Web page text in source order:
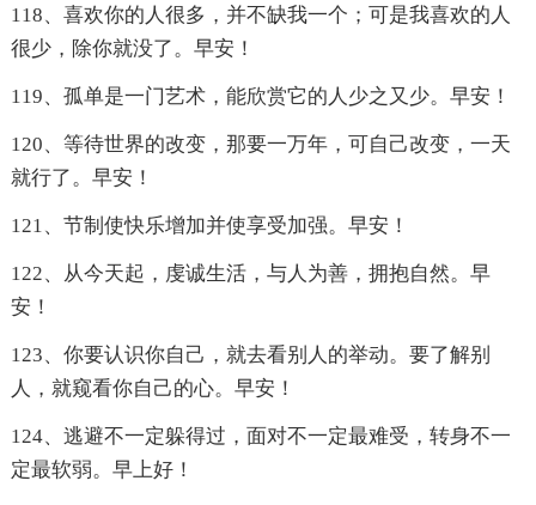
118、喜欢你的人很多，并不缺我一个；可是我喜欢的人
很少，除你就没了。早安！
119、孤单是一门艺术，能欣赏它的人少之又少。早安！
120、等待世界的改变，那要一万年，可自己改变，一天
就行了。早安！
121、节制使快乐增加并使享受加强。早安！
122、从今天起，虔诚生活，与人为善，拥抱自然。早
安！
123、你要认识你自己，就去看别人的举动。要了解别
人，就窥看你自己的心。早安！
124、逃避不一定躲得过，面对不一定最难受，转身不一
定最软弱。早上好！